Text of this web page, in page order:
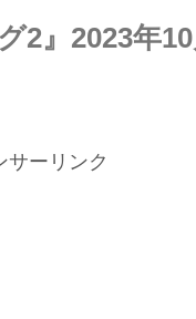
2』2023年
サーリンク